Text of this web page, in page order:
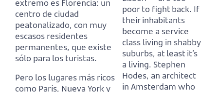
extremo es Florencia: un
centro de ciudad
peatonalizado, con muy
escasos residentes
permanentes, que existe
sólo para los turistas.
Pero los lugares más ricos
como París, Nueva York y
poor to fight back. If
their inhabitants
become a service
class living in shabby
suburbs, at least it’s
a living. Stephen
Hodes, an architect
in Amsterdam who